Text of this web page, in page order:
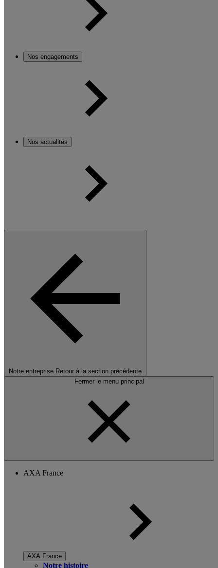
Nos engagements
Nos actualités
Notre entreprise Retour à la section précédente
Fermer le menu principal
AXA France
AXA France
Notre histoire